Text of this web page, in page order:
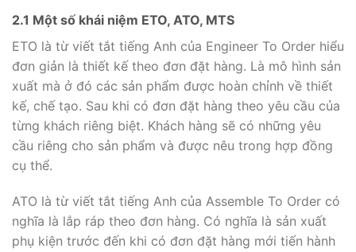
2.1 Một số khái niệm ETO, ATO, MTS
ETO là từ viết tắt tiếng Anh của Engineer To Order hiểu
đơn giản là thiết kế theo đơn đặt hàng. Là mô hình sản
xuất mà ở đó các sản phẩm được hoàn chỉnh về thiết
kế, chế tạo. Sau khi có đơn đặt hàng theo yêu cầu của
từng khách riêng biệt. Khách hàng sẽ có những yêu
cầu riêng cho sản phẩm và được nêu trong hợp đồng
cụ thể.
ATO là từ viết tắt tiếng Anh của Assemble To Order có
nghĩa là lắp ráp theo đơn hàng. Có nghĩa là sản xuất
phụ kiện trước đến khi có đơn đặt hàng mới tiến hành